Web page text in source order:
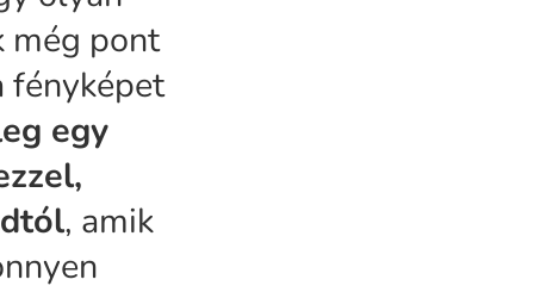
még pont
fényképet
egy
, amik